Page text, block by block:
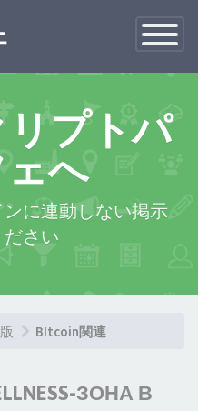
Toggle
プトパ
へ
に連動しない掲示
さい
BItcoin関連
ЗОНА В